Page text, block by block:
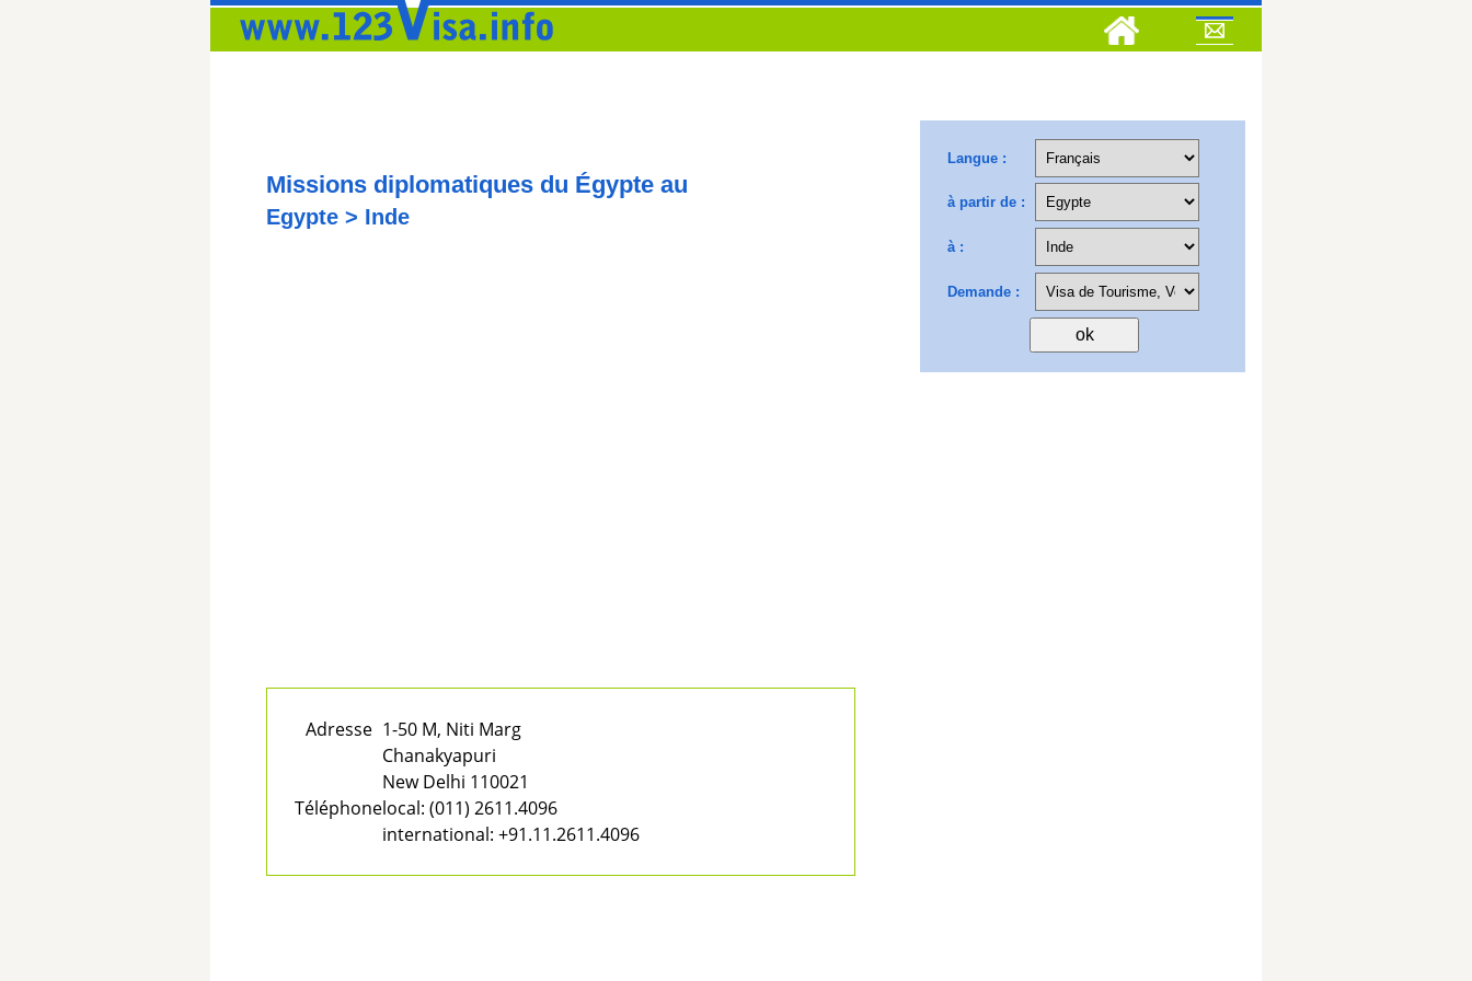
Missions diplomatiques du Égypte au
Egypte > Inde
Adresse 1-50 M, Niti Marg
Chanakyapuri
New Delhi 110021
Téléphonelocal: (011) 2611.4096
international: +91.11.2611.4096